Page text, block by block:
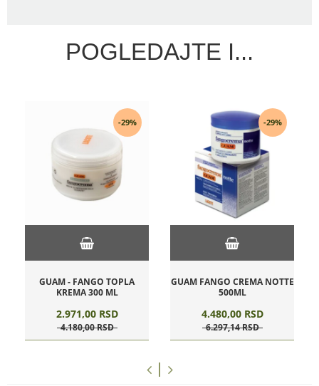
POGLEDAJTE I...
-29%
GUAM - FANGO TOPLA
KREMA 300 ML
2.971,00 RSD
4.180,00RSD
-29%
GUAM FANGO CREMA NOTTE
500ML
4.480,00 RSD
6.297,14RSD